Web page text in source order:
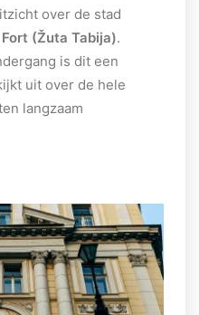
over de stad
Fort (Žuta Tabija).
is dit een
uit over de hele
langzaam